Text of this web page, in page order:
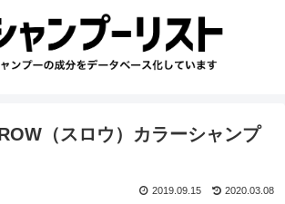
（スロウ）カラーシャンプ
2020.03.08
2019.09.15